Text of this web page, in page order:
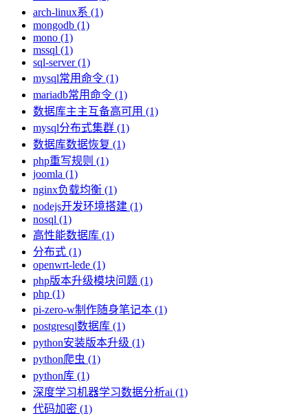
arch-linux系 (1)
mongodb (1)
mono (1)
mssql (1)
sql-server (1)
mysql常用命令 (1)
mariadb常用命令 (1)
数据库主主互备高可用 (1)
mysql分布式集群 (1)
数据库数据恢复 (1)
php重写规则 (1)
joomla (1)
nginx负载均衡 (1)
nodejs开发环境搭建 (1)
nosql (1)
高性能数据库 (1)
分布式 (1)
openwrt-lede (1)
php版本升级模块问题 (1)
php (1)
pi-zero-w制作随身笔记本 (1)
postgresql数据库 (1)
python安装版本升级 (1)
python爬虫 (1)
python库 (1)
深度学习机器学习数据分析ai (1)
代码加密 (1)